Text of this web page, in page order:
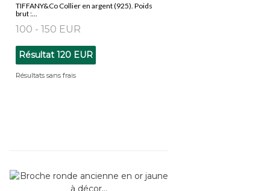
TIFFANY&Co Collier en argent (925). Poids
brut :...
100 - 150 EUR
Résultat 120 EUR
Résultats sans frais